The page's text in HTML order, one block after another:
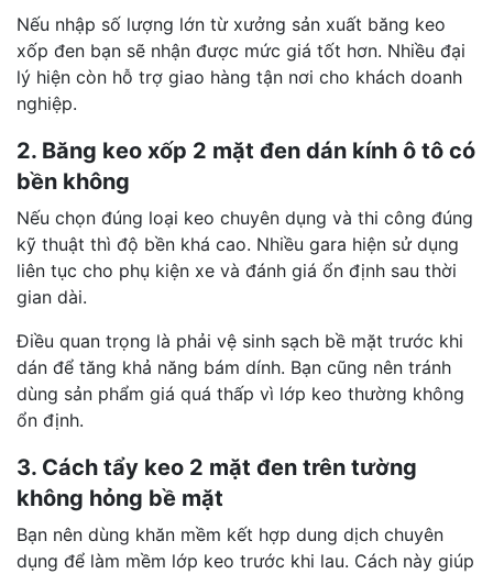
Nếu nhập số lượng lớn từ xưởng sản xuất băng keo
xốp đen bạn sẽ nhận được mức giá tốt hơn. Nhiều đại
lý hiện còn hỗ trợ giao hàng tận nơi cho khách doanh
nghiệp.
2. Băng keo xốp 2 mặt đen dán kính ô tô có
bền không
Nếu chọn đúng loại keo chuyên dụng và thi công đúng
kỹ thuật thì độ bền khá cao. Nhiều gara hiện sử dụng
liên tục cho phụ kiện xe và đánh giá ổn định sau thời
gian dài.
Điều quan trọng là phải vệ sinh sạch bề mặt trước khi
dán để tăng khả năng bám dính. Bạn cũng nên tránh
dùng sản phẩm giá quá thấp vì lớp keo thường không
ổn định.
3. Cách tẩy keo 2 mặt đen trên tường
không hỏng bề mặt
Bạn nên dùng khăn mềm kết hợp dung dịch chuyên
dụng để làm mềm lớp keo trước khi lau. Cách này giúp